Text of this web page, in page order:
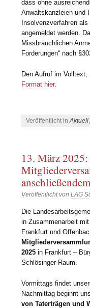
dass ohne
Anwaltskanzleien und
Insolvenzverfahren
angemeldet werden.
Missbräuchlichen
Forderungen“ nach
Den Aufruf im
Format hier.
Veröffentlicht inAktuell
13. März 2025:
Veröffentlicht vonLAG
Die
in Zusammenarbeit
Frankfurt und
2025 in Frankfurt –
Schlösinger-Raum.
Vormittags findet
Nachmittag beginnt
von Taterträgen und